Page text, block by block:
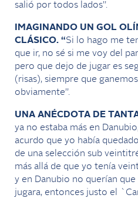
salió por todos lados”.
IMAGINANDO UN GOL
CLÁSICO. “Si lo hago me
que ir, no sé si me voy del
pero que dejo de jugar es
(risas), siempre que ganemos
obviamente”.
UNA ANÉCDOTA DE
ya no estaba más en
acurdo que yo había
de una selección sub
más allá de que yo tenía
y en Danubio no querían que
jugara, entonces justo el